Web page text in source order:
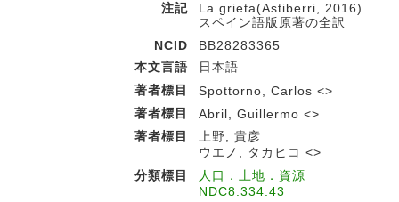
注記
La grieta(Astiberri, 2016)
スペイン語版原著の全訳
NCID
BB28283365
本文言語
日本語
著者標目
Spottorno, Carlos <>
著者標目
Abril, Guillermo <>
著者標目
上野, 貴彦
ウエノ, タカヒコ <>
分類標目
人口．土地．資源
NDC8:334.43